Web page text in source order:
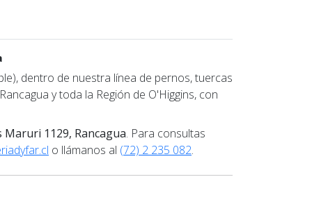
dentro de nuestra línea de pernos, tuercas
y toda la Región de O'Higgins, con
Maruri 1129, Rancagua. Para consultas
o llámanos al (72) 2 235 082.